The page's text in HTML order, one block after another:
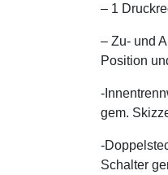
– 1
– Zu- und
Position
-
gem.
-
Schalter